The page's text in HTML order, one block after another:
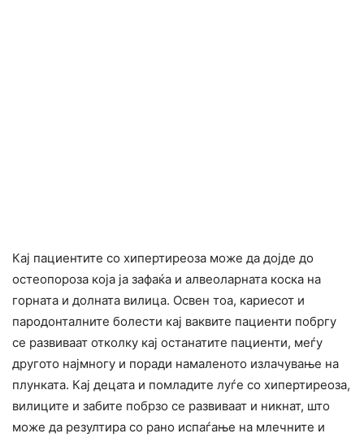
Кај пациентите со хипертиреоза може да дојде до
остеопороза која ја зафаќа и алвеоларната коска на
горната и долната вилица. Освен тоа, кариесот и
пародонталните болести кај ваквите пациенти побргу
се развиваат отколку кај останатите пациенти, меѓу
другото најмногу и поради намаленото излачување на
плунката. Кај децата и помладите луѓе со хипертиреоза,
вилиците и забите побрзо се развиваат и никнат, што
може да резултира со рано испаѓање на млечните и